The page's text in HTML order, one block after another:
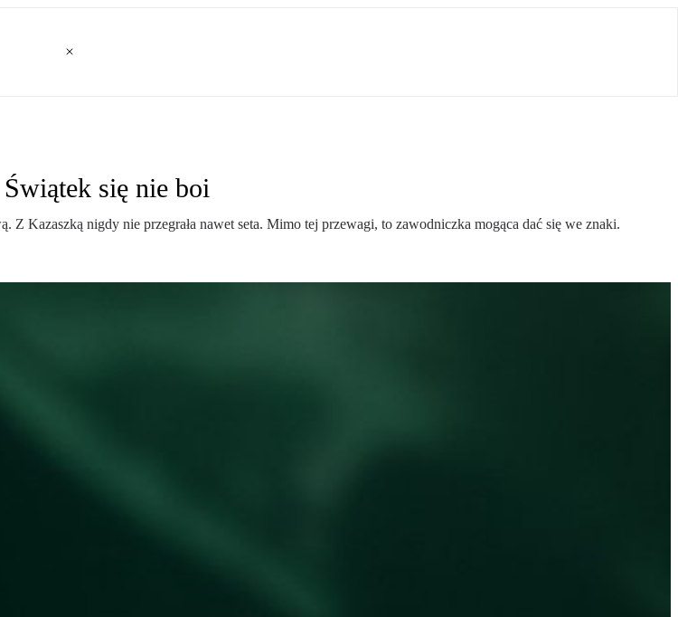
się nie boi
Kazaszką nigdy nie przegrała nawet seta. Mimo tej przewagi, to zawodniczka mogąca dać się we znaki.